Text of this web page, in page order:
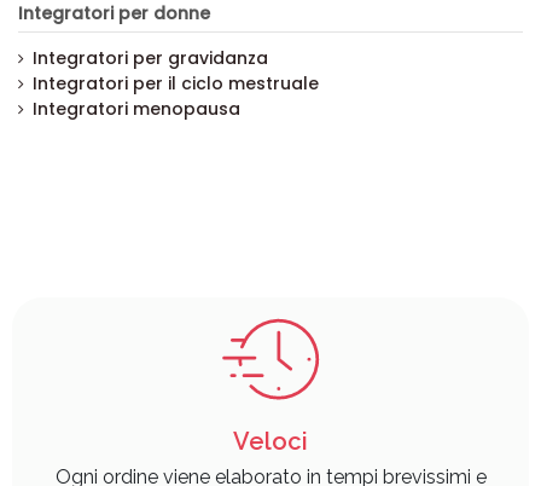
Integratori per donne
Integratori per gravidanza
Integratori per il ciclo mestruale
Integratori menopausa
Veloci
Ogni ordine viene elaborato in tempi brevissimi e